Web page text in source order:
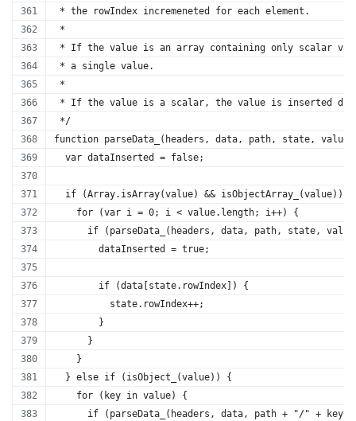
* the rowIndex incremeneted for each element.
*
* If the value is an array containing only scalar
* a single value.
*
* If the value is a scalar, the value is inserted
*/
function parseData_(headers, data, path, state,
  var dataInserted = false;
  if (Array.isArray(value) && isObjectArray_(value)) {
    for (var i = 0; i < value.length; i++) {
if (parseData_(headers, data, path, state,
        dataInserted = true;
        if (data[state.rowIndex]) {
          state.rowIndex++;
        }
      }
    }
  } else if (isObject_(value)) {
    for (key in value) {
if (parseData_(headers, data, path + "/" +